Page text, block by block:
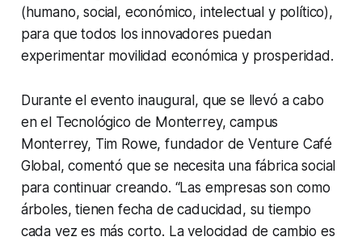
(humano, social, económico, intelectual y político),
para que todos los innovadores puedan
experimentar movilidad económica y prosperidad.
Durante el evento inaugural, que se llevó a cabo
en el Tecnológico de Monterrey, campus
Monterrey, Tim Rowe, fundador de Venture Café
Global, comentó que se necesita una fábrica social
para continuar creando. “Las empresas son como
árboles, tienen fecha de caducidad, su tiempo
cada vez es más corto. La velocidad de cambio es